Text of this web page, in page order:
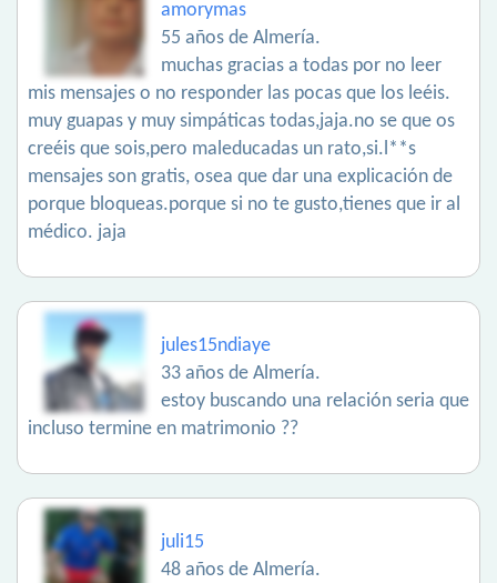
amorymas
55 años de Almería.
muchas gracias a todas por no leer
mis mensajes o no responder las pocas que los leéis.
muy guapas y muy simpáticas todas,jaja.no se que os
creéis que sois,pero maleducadas un rato,si.l**s
mensajes son gratis, osea que dar una explicación de
porque bloqueas.porque si no te gusto,tienes que ir al
médico. jaja
jules15ndiaye
33 años de Almería.
estoy buscando una relación seria que
incluso termine en matrimonio ??
juli15
48 años de Almería.